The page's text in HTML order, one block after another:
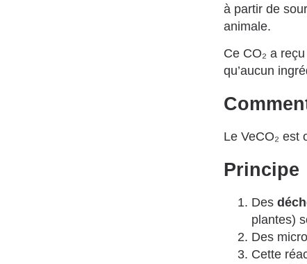
à partir de
animale.
Ce CO₂ a
qu’aucun
Le VeCO₂ est
Principe
Des
plantes)
Des
Cette